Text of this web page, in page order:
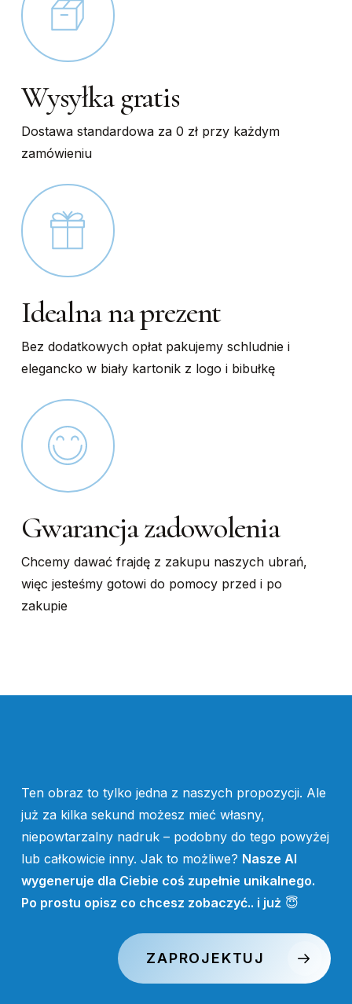
Wysyłka gratis
Dostawa standardowa za 0 zł przy każdym
zamówieniu
Idealna na prezent
Bez dodatkowych opłat pakujemy schludnie i
elegancko w biały kartonik z logo i bibułkę
Gwarancja zadowolenia
Chcemy dawać frajdę z zakupu naszych ubrań,
więc jesteśmy gotowi do pomocy przed i po
zakupie
Ten obraz to tylko jedna z naszych propozycji. Ale
już za kilka sekund możesz mieć własny,
niepowtarzalny nadruk – podobny do tego powyżej
lub całkowicie inny. Jak to możliwe? Nasze AI
wygeneruje dla Ciebie coś zupełnie unikalnego.
Po prostu opisz co chcesz zobaczyć.. i już 😇
ZAPROJEKTUJ